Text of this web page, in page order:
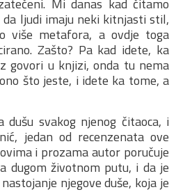
Mi danas kad čitamo
da ljudi imaju neki kitnjasti stil,
više metafora, a ovdje toga
Zašto? Pa kad idete, ka
govori u knjizi, onda tu nema
što jeste, i idete ka tome, a
svakog njenog čitaoca, i
jedan od recenzenata ove
i prozama autor poručuje
dugom životnom putu, i da je
njegove duše, koja je